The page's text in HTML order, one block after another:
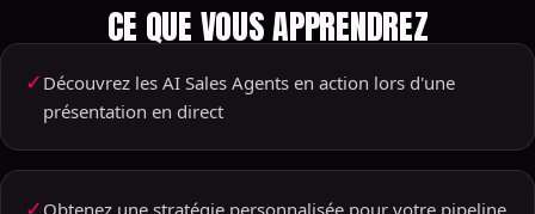
CE QUE VOUS APPRENDREZ
✓ Découvrez les AI Sales Agents en action lors d'une
présentation en direct
✓ Obtenez une stratégie personnalisée pour votre pipeline